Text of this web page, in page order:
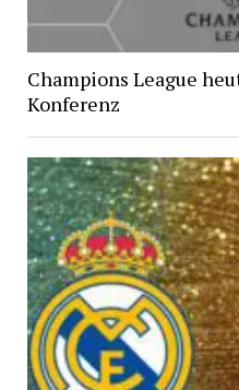
Champions League
Konferenz